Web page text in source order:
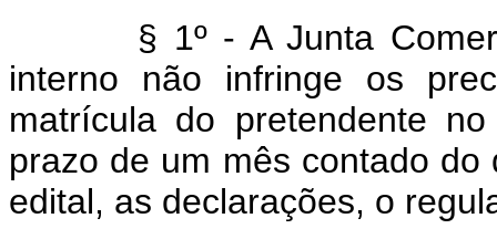
§ 1º - A Junta
interno não infringe os
matrícula do pretendente
prazo de um mês contado
edital, as declarações, o